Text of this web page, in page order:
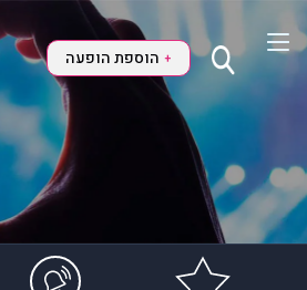
+ הוספת הופעה